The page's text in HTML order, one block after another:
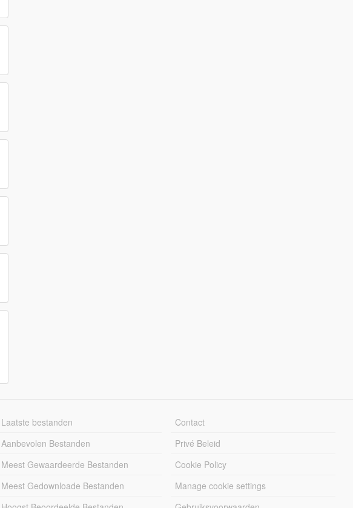
Laatste bestanden
Aanbevolen Bestanden
Meest Gewaardeerde Bestanden
Meest Gedownloade Bestanden
Contact
Privé Beleid
Cookie Policy
Manage cookie settings